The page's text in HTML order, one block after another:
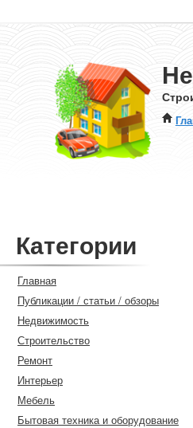
Категории
Главная
Публикации / статьи / обзоры
Недвижимость
Строительство
Ремонт
Интерьер
Мебель
Бытовая техника и оборудование